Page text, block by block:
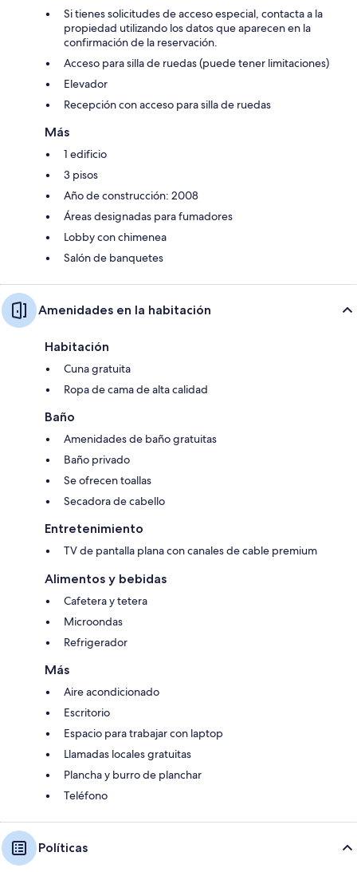
Si tienes solicitudes de acceso especial, contacta a la
propiedad utilizando los datos que aparecen en la
confirmación de la reservación.
Acceso para silla de ruedas (puede tener limitaciones)
Elevador
Recepción con acceso para silla de ruedas
Más
1 edificio
3 pisos
Año de construcción: 2008
Áreas designadas para fumadores
Lobby con chimenea
Salón de banquetes
Amenidades en la habitación
Habitación
Cuna gratuita
Ropa de cama de alta calidad
Baño
Amenidades de baño gratuitas
Baño privado
Se ofrecen toallas
Secadora de cabello
Entretenimiento
TV de pantalla plana con canales de cable premium
Alimentos y bebidas
Cafetera y tetera
Microondas
Refrigerador
Más
Aire acondicionado
Escritorio
Espacio para trabajar con laptop
Llamadas locales gratuitas
Plancha y burro de planchar
Teléfono
Políticas